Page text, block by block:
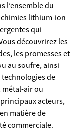
l’ensemble du
chimies lithium-ion
qui
découvrirez les
les promesses et
au soufre, ainsi
de
métal-air ou
acteurs,
matière de
commerciale.